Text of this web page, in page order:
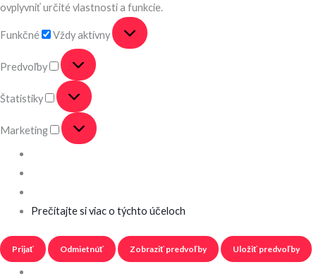
ovplyvniť určité vlastnosti a funkcie.
Funkčné Vždy aktívny
Predvoľby
Štatistiky
Marketing
Prečítajte si viac o týchto účeloch
Prijať Odmietnúť Zobraziť predvoľby Uložiť predvoľby